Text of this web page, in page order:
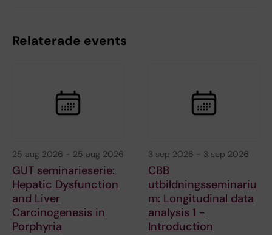
Relaterade events
25 aug 2026 - 25 aug 2026
GUT seminarieserie:
Hepatic Dysfunction
and Liver
Carcinogenesis in
Porphyria
3 sep 2026 - 3 sep 2026
CBB
utbildningsseminariu
m: Longitudinal data
analysis 1 -
Introduction